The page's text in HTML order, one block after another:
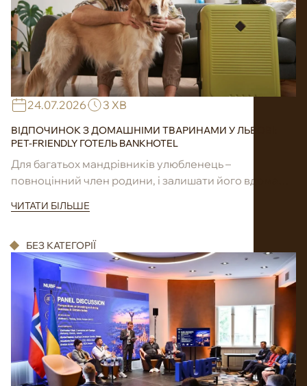
24.07.2026 3 ХВ
ВІДПОЧИНОК З ДОМАШНІМИ ТВАРИНАМИ У ЛЬВОВІ:
PET-FRIENDLY ГОТЕЛЬ BANKHOTEL
Для багатьох мандрівників улюбленець –
повноцінний член родини, і залишати його вдома
...
ЧИТАТИ БІЛЬШЕ
БЕЗ КАТЕГОРІЇ